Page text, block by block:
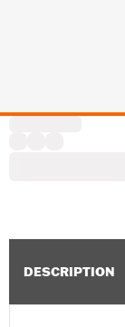
DESCRIPTION